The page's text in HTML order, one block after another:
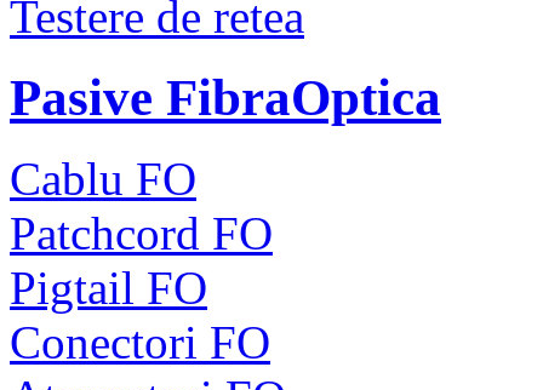
Testere de retea
Pasive FibraOptica
Cablu FO
Patchcord FO
Pigtail FO
Conectori FO